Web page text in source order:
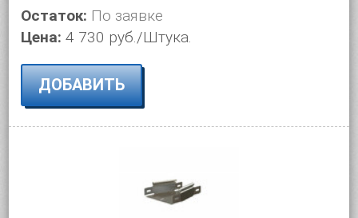
Остаток: По заявке
Цена: 4 730 руб./Штука.
ДОБАВИТЬ